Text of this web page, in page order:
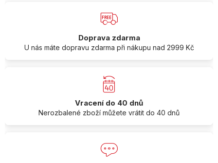
Doprava zdarma
U nás máte dopravu zdarma při nákupu nad 2999 Kč
Vracení do 40 dnů
Nerozbalené zboží můžete vrátit do 40 dnů